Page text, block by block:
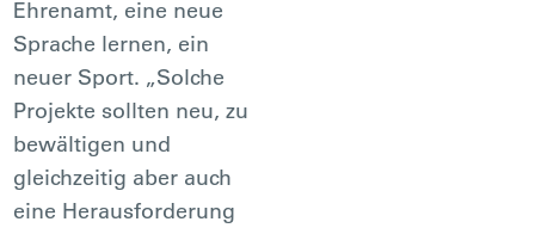
Ehrenamt, eine neue
Sprache lernen, ein
neuer Sport. „Solche
Projekte sollten neu, zu
bewältigen und
gleichzeitig aber auch
eine Herausforderung